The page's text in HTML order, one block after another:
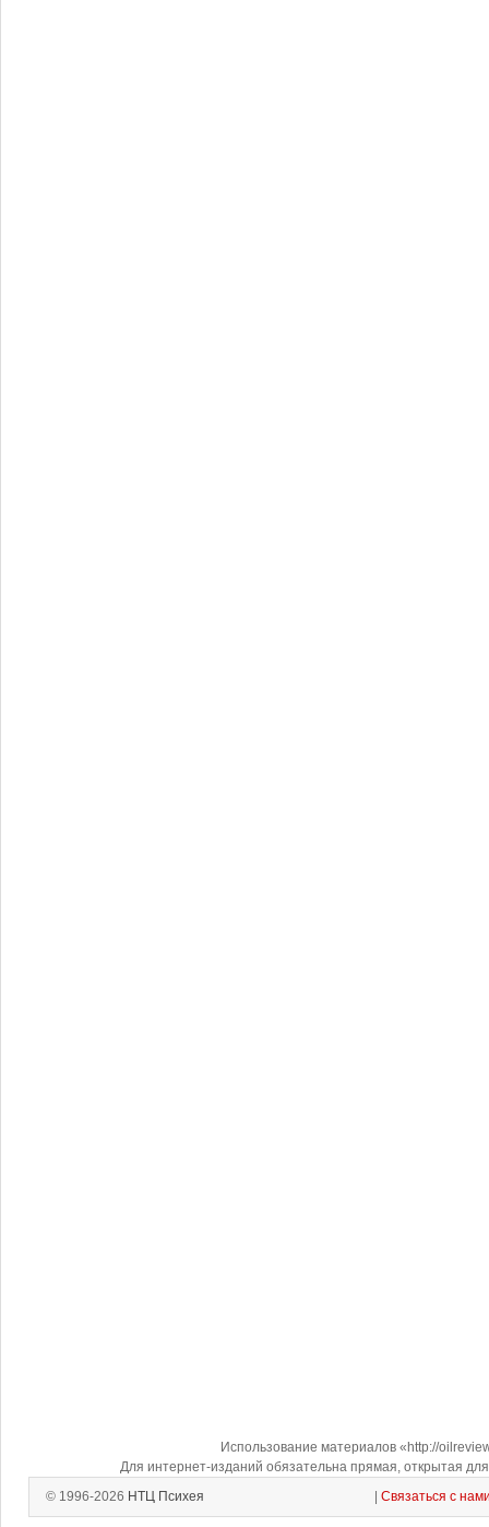
Использование материалов «http://
Для интернет-изданий обязательна прямая, открытая
© 1996-2026 НТЦ Психея Связаться с